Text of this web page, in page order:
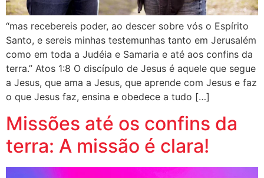
“mas recebereis poder, ao descer sobre vós o Espírito
Santo, e sereis minhas testemunhas tanto em Jerusalém
como em toda a Judéia e Samaria e até aos confins da
terra.” Atos 1:8 O discípulo de Jesus é aquele que segue
a Jesus, que ama a Jesus, que aprende com Jesus e faz
o que Jesus faz, ensina e obedece a tudo […]
Missões até os confins da
terra: A missão é clara!